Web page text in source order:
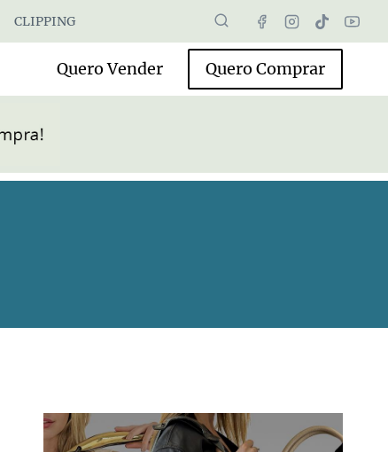
CLIPPING
Quero Vender Quero Comprar